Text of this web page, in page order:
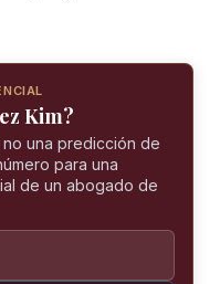
Kim?
no una predicción de
para una
de un abogado de